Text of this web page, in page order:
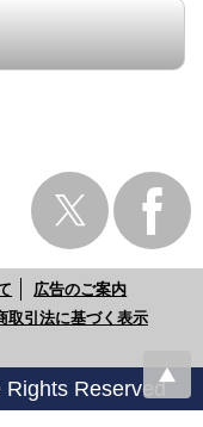
広告のご案内
取引法に基づく表示
Reserved